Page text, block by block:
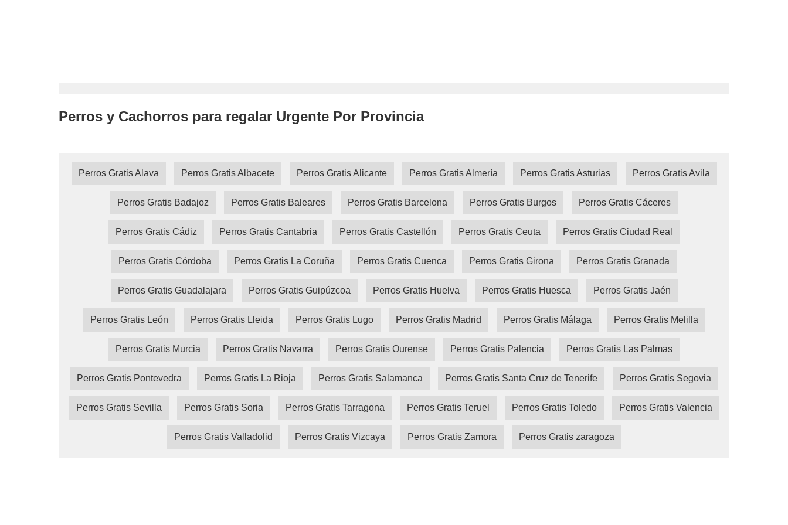
Perros y Cachorros para regalar Urgente Por Provincia
Perros Gratis Alava Perros Gratis Albacete Perros Gratis Alicante Perros Gratis Almería Perros Gratis Asturias Perros Gratis Avila
Perros Gratis Badajoz Perros Gratis Baleares Perros Gratis Barcelona Perros Gratis Burgos Perros Gratis Cáceres
Perros Gratis Cádiz Perros Gratis Cantabria Perros Gratis Castellón Perros Gratis Ceuta Perros Gratis Ciudad Real
Perros Gratis Córdoba Perros Gratis La Coruña Perros Gratis Cuenca Perros Gratis Girona Perros Gratis Granada
Perros Gratis Guadalajara Perros Gratis Guipúzcoa Perros Gratis Huelva Perros Gratis Huesca Perros Gratis Jaén
Perros Gratis León Perros Gratis Lleida Perros Gratis Lugo Perros Gratis Madrid Perros Gratis Málaga Perros Gratis Melilla
Perros Gratis Murcia Perros Gratis Navarra Perros Gratis Ourense Perros Gratis Palencia Perros Gratis Las Palmas
Perros Gratis Pontevedra Perros Gratis La Rioja Perros Gratis Salamanca Perros Gratis Santa Cruz de Tenerife Perros Gratis Segovia
Perros Gratis Sevilla Perros Gratis Soria Perros Gratis Tarragona Perros Gratis Teruel Perros Gratis Toledo Perros Gratis Valencia
Perros Gratis Valladolid Perros Gratis Vizcaya Perros Gratis Zamora Perros Gratis zaragoza